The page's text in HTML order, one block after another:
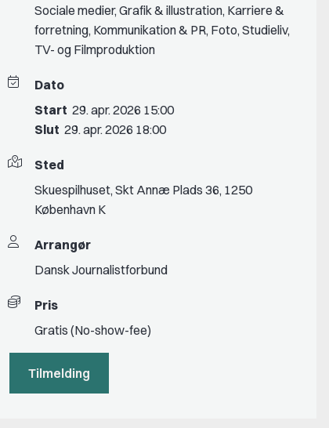
Sociale medier,Grafik & illustration, Karriere &
forretning, Kommunikation & PR, Foto,Studieliv,
TV- og Filmproduktion
Dato
Start 29. apr. 2026 15:00
Slut 29. apr. 2026 18:00
Sted
Skuespilhuset, Skt Annæ Plads 36, 1250
København K
Arrangør
Dansk Journalistforbund
Pris
Gratis (No-show-fee)
Tilmelding